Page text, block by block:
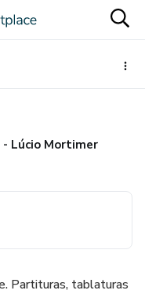
Lúcio Mortimer
Partituras, tablaturas